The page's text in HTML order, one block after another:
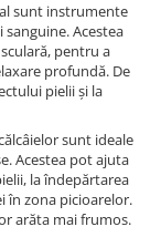
sunt instrumente
Acestea
pentru a
profundă. De
pielii și la
sunt ideale
Acestea pot ajuta
la îndepărtarea
în zona picioarelor.
arăta mai frumos.